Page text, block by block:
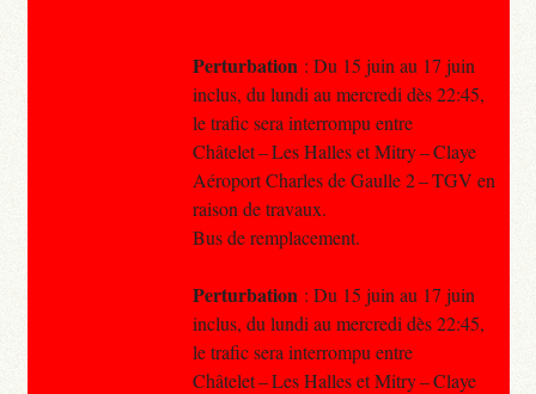
Perturbation : Du 15 juin au 17 juin
inclus, du lundi au mercredi dès 22:45,
le trafic sera interrompu entre
Châtelet – Les Halles et Mitry – Claye
Aéroport Charles de Gaulle 2 – TGV en
raison de travaux.
Bus de remplacement.
Perturbation : Du 15 juin au 17 juin
inclus, du lundi au mercredi dès 22:45,
le trafic sera interrompu entre
Châtelet – Les Halles et Mitry – Claye